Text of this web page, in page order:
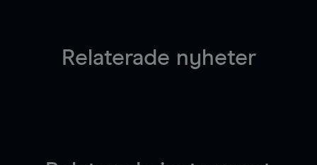
Relaterade nyheter